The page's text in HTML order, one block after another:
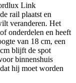
Link
rail plaatst en
veranderen. Het
onderdelen en heeft
van 18 cm, een
blijft de spot
binnenshuis
hij moet worden